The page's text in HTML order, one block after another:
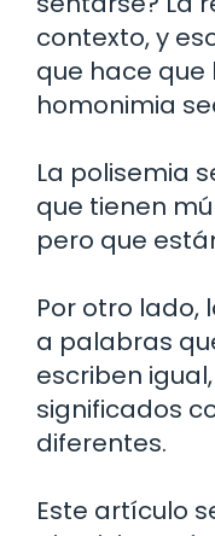
contexto, y
que hace que
homonimia
La polisemia
que tienen
pero que
Por otro lado,
a palabras
escriben
significados
diferentes.
Este artículo